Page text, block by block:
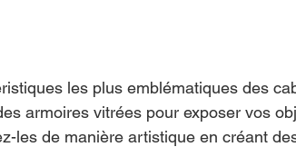
les plus emblématiques des
armoires vitrées pour exposer vos
les de manière artistique en créant